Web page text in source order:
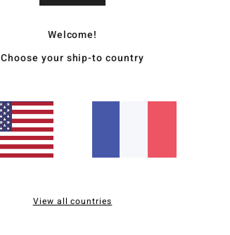
Quelle forme
Welcome!
Choose your ship-to country
View all countries